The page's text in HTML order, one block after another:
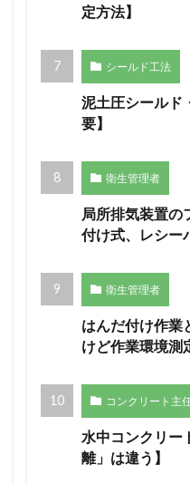
定方法】
シールド工法
泥土圧シールド
要】
衛生管理者
局所排気装置の
付け式、レシー
衛生管理者
はんだ付け作業
けど作業環境測
コンクリート主
水中コンクリー
離」は違う】